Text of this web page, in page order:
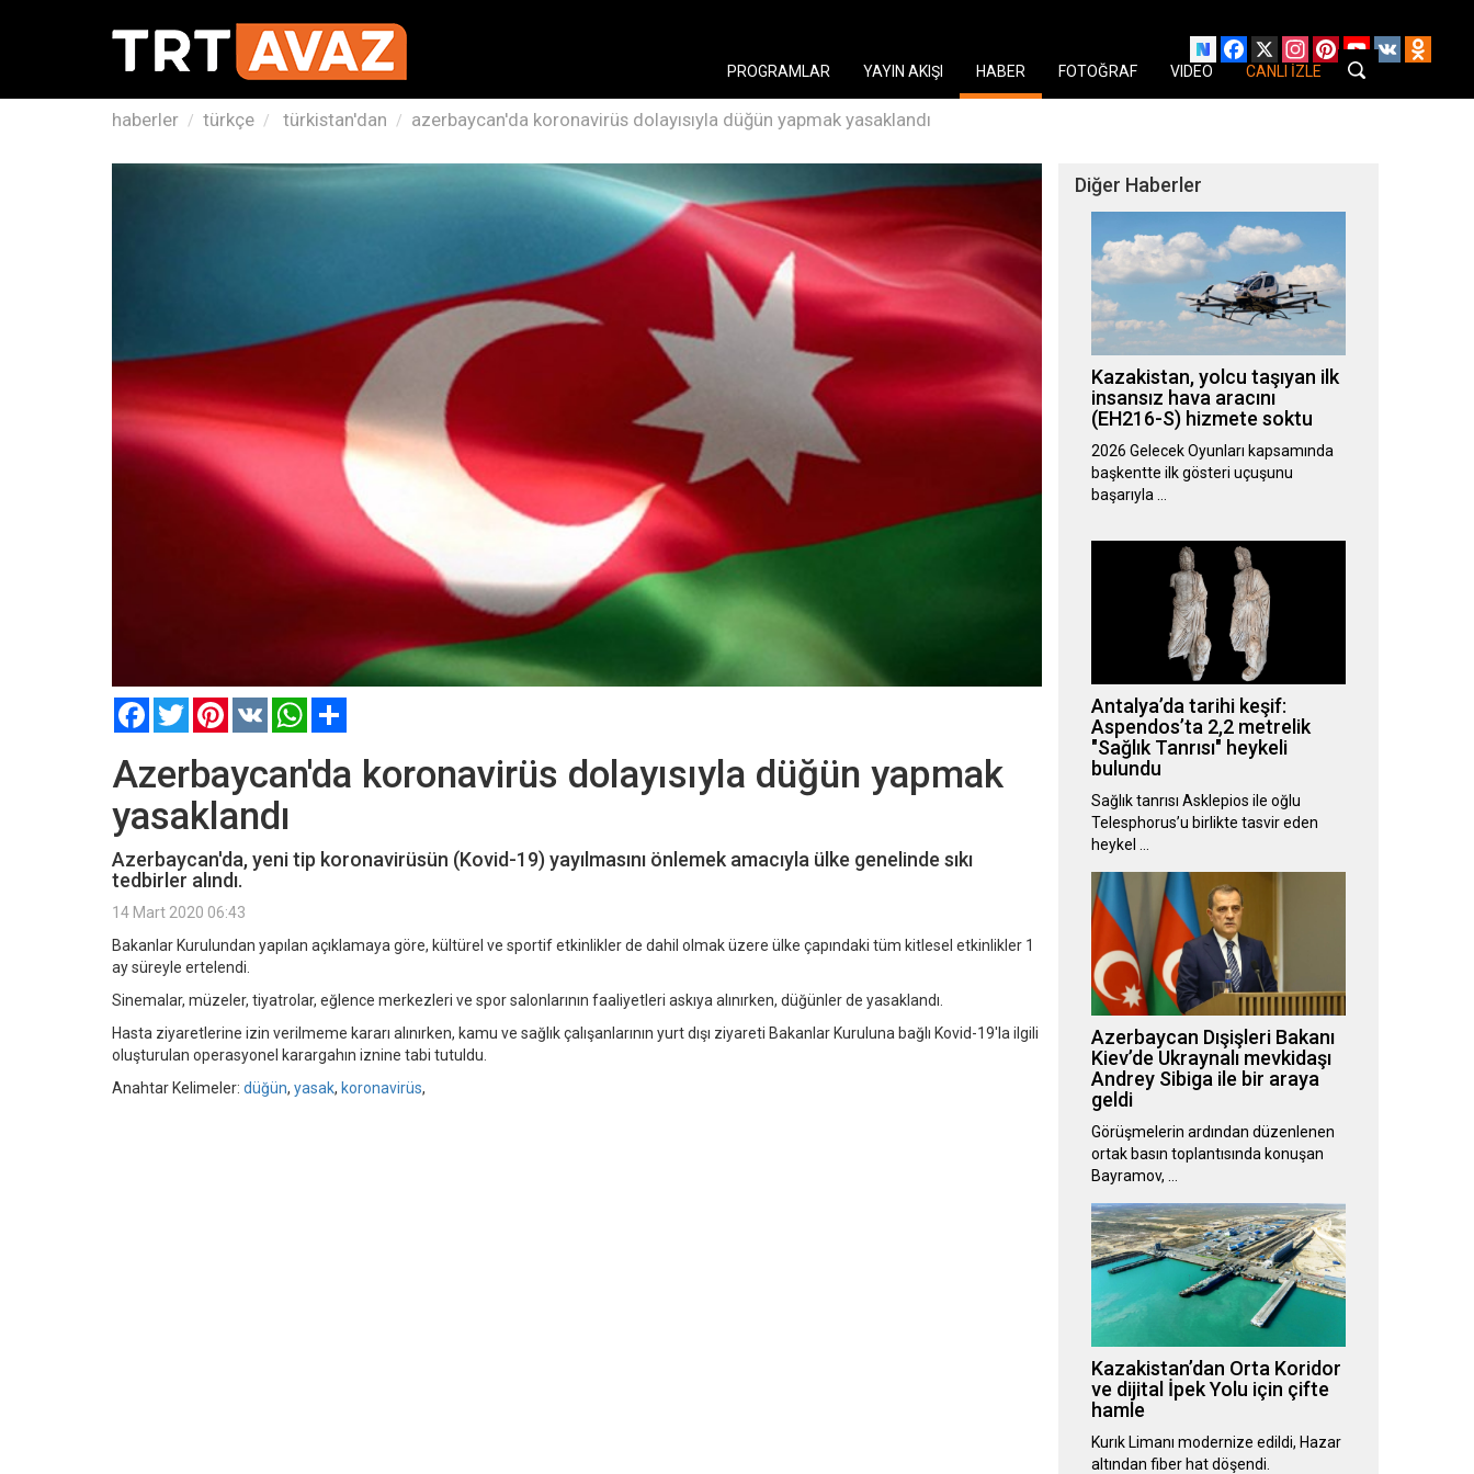
Facebook
X Instagram
PinterestYouTube
VK
PROGRAMLAR
YAYIN AKIŞI HABER FOTOĞRAF VIDEO CANLI İZLE
haberler türkçe türkistan'dan azerbaycan'da koronavirüs dolayısıyla düğün yapmak yasaklandı
FacebookTwitterPinterest
VK WhatsApp
Azerbaycan'da koronavirüs dolayısıyla düğün yapmak
yasaklandı
Azerbaycan'da, yeni tip koronavirüsün (Kovid-19) yayılmasını önlemek amacıyla ülke genelinde sıkı
tedbirler alındı.
14 Mart 2020 06:43
Bakanlar Kurulundan yapılan açıklamaya göre, kültürel ve sportif etkinlikler de dahil olmak üzere ülke çapındaki tüm kitlesel etkinlikler 1
ay süreyle ertelendi.
Sinemalar, müzeler, tiyatrolar, eğlence merkezleri ve spor salonlarının faaliyetleri askıya alınırken, düğünler de yasaklandı.
Hasta ziyaretlerine izin verilmeme kararı alınırken, kamu ve sağlık çalışanlarının yurt dışı ziyareti Bakanlar Kuruluna bağlı Kovid-19'la ilgili
oluşturulan operasyonel karargahın iznine tabi tutuldu.
Anahtar Kelimeler: düğün, yasak, koronavirüs,
Diğer Haberler
Kazakistan, yolcu taşıyan ilk
insansız hava aracını
(EH216-S) hizmete soktu
2026 Gelecek Oyunları kapsamında
başkentte ilk gösteri uçuşunu
başarıyla …
Antalya’da tarihi keşif:
Aspendos’ta 2,2 metrelik
"Sağlık Tanrısı" heykeli
bulundu
Sağlık tanrısı Asklepios ile oğlu
Telesphorus’u birlikte tasvir eden
heykel …
Azerbaycan Dışişleri Bakanı
Kiev’de Ukraynalı mevkidaşı
Andrey Sibiga ile bir araya
geldi
Görüşmelerin ardından düzenlenen
ortak basın toplantısında konuşan
Bayramov, …
Kazakistan’dan Orta Koridor
ve dijital İpek Yolu için çifte
hamle
Kurık Limanı modernize edildi, Hazar
altından fiber hat döşendi.